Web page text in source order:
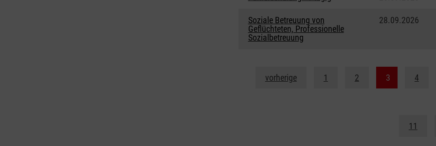
Soziale Betreuung von
Geflüchteten, Professionelle
Sozialbetreuung
28.09.2026
vorherige 1 2 3 4
11